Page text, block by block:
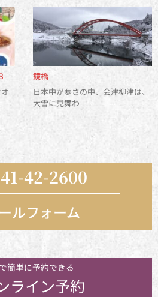
鏡橋
日本中が寒さの中、会津柳津は、
大雪に見舞わ
42-2600
ルフォーム
問い合わせください
簡単に予約できる
ライン予約